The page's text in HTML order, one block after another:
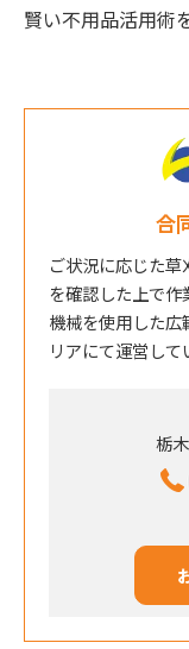
賢い不用品活用術
合
ご状況に応じた
を確認した上で
機械を使用した
リアにて運営して
栃